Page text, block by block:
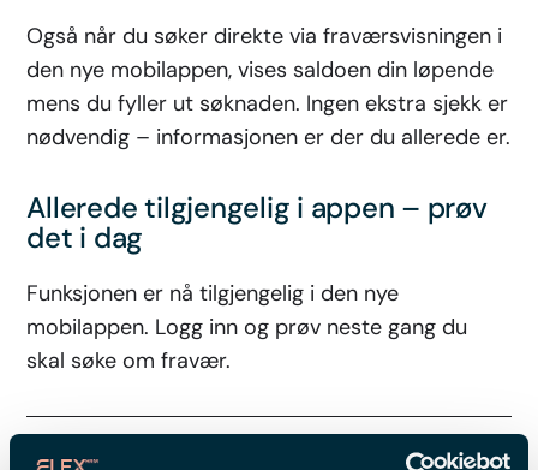
Også når du søker direkte via fraværsvisningen i
den nye mobilappen, vises saldoen din løpende
mens du fyller ut søknaden. Ingen ekstra sjekk er
nødvendig – informasjonen er der du allerede er.
Allerede tilgjengelig i appen – prøv
det i dag
Funksjonen er nå tilgjengelig i den nye
mobilappen. Logg inn og prøv neste gang du
skal søke om fravær.